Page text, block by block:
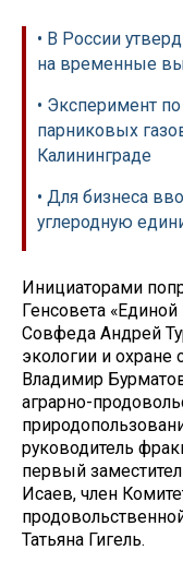
• В России
на временные
• Эксперимент
парниковых
Калининграде
• Для бизнеса
углеродную
Инициаторами
Генсовета
Совфеда Андрей
экологии и
Владимир
аграрно-
руководитель
первый
Исаев, член
Татьяна Гигель.